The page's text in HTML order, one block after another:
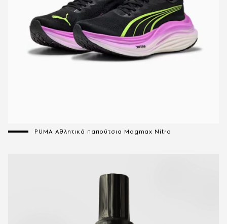
PUMA Αθλητικά παπούτσια Magmax Nitro